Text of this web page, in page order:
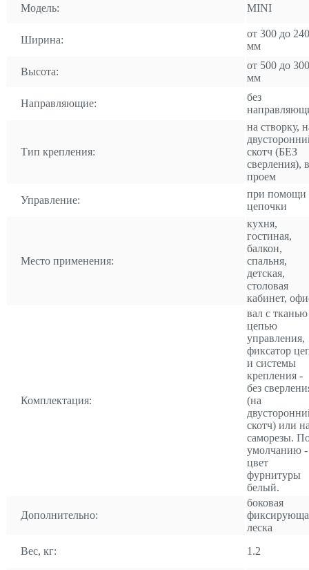
Модель: MINI
Ширина:
от 300 до
мм
Высота:
от 500 до
мм
Направляющие:
без
Тип крепления:
на створку,
скотч (БЕЗ
сверления), в
проем
Управление:
при помощи
цепочки
Место применения:
кухня,
гостиная,
балкон,
спальня,
детская,
столовая
кабинет,
Комплектация:
вал с
цепью
управления,
фиксатор
и системы
крепления -
без
(на
скотч) или
саморезы.
умолчанию -
цвет
фурнитуры
белый.
Дополнительно:
боковая
леска
Вес, кг:
1.2